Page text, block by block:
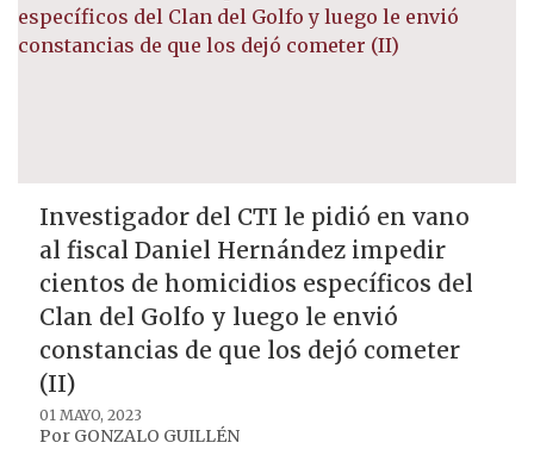
Investigador del CTI le pidió en vano
al fiscal Daniel Hernández impedir
cientos de homicidios específicos del
Clan del Golfo y luego le envió
constancias de que los dejó cometer
(II)
01 MAYO, 2023
Por GONZALO GUILLÉN